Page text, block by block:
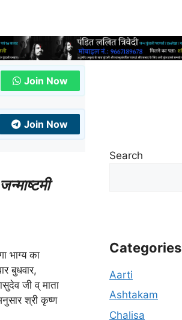
Join Now
Join Now
भाग्य का
बुधवार,
जी व् माता
श्री कृष्ण
Search
Categories
Aarti
Ashtakam
Chalisa